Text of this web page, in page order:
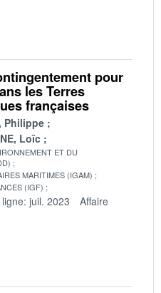
pour
les Terres
françaises
Philippe
Loïc
ET DU
MARITIMES (IGAM)
(IGF)
juil. 2023
Affaire